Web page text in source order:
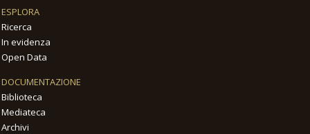
ESPLORA
Ricerca
In evidenza
Open Data
DOCUMENTAZIONE
Biblioteca
Mediateca
Archivi